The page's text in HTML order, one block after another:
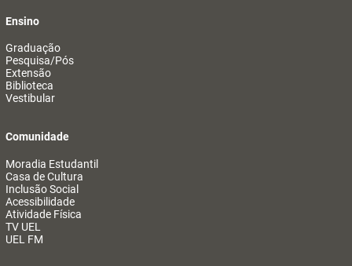
Ensino
Graduação
Pesquisa/Pós
Extensão
Biblioteca
Vestibular
Comunidade
Moradia Estudantil
Casa de Cultura
Inclusão Social
Acessibilidade
Atividade Física
TV UEL
UEL FM